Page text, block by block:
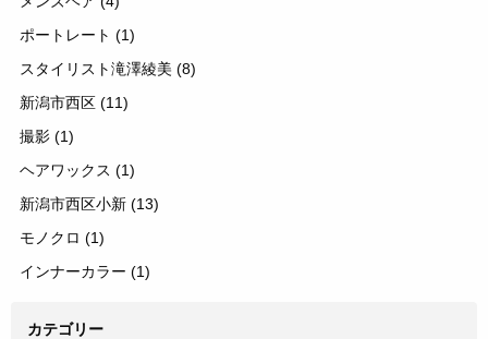
ポートレート (1)
スタイリスト滝澤綾美 (8)
新潟市西区 (11)
撮影 (1)
ヘアワックス (1)
新潟市西区小新 (13)
モノクロ (1)
インナーカラー (1)
カテゴリー